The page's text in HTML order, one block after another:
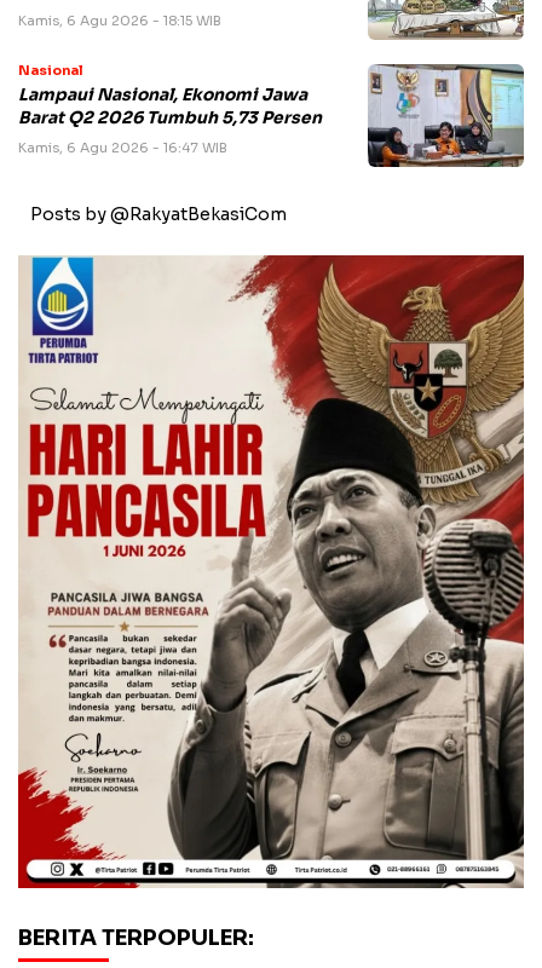
Kamis, 6 Agu 2026 - 18:15 WIB
Nasional
Lampaui Nasional, Ekonomi Jawa
Barat Q2 2026 Tumbuh 5,73 Persen
Kamis, 6 Agu 2026 - 16:47 WIB
Posts by @RakyatBekasiCom
BERITA TERPOPULER: